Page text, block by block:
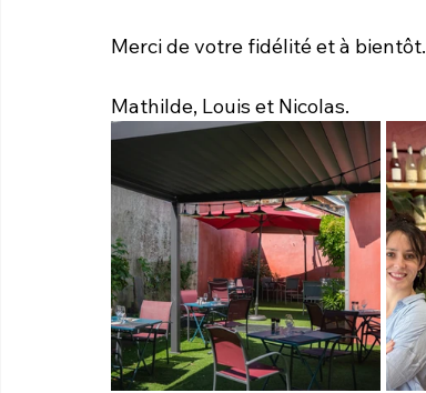
Merci de votre fidélité et à bientôt.
Mathilde, Louis et Nicolas.